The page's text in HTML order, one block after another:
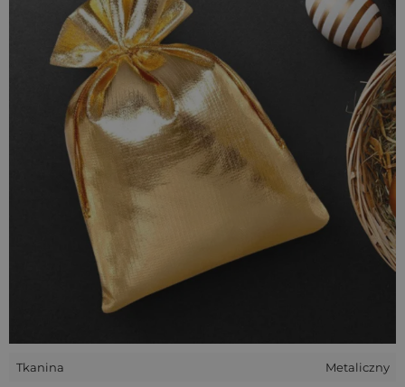
Złoto i srebro naturalnie kojarzą się z czymś wartościowym,
dlatego świetnie nadają się do przechowywania w nich
biżuterii, kamieni szlachetnych czy zbiorów kolekcjonerskich
monet. Woreczki metaliczne ładnie współgrają również ze
słodkościami zapakowanymi w papier o tym samym kolorze
- taka drobnostka na pewno poprawi nastrój bliskiej osoby
Tkanina
Metaliczny